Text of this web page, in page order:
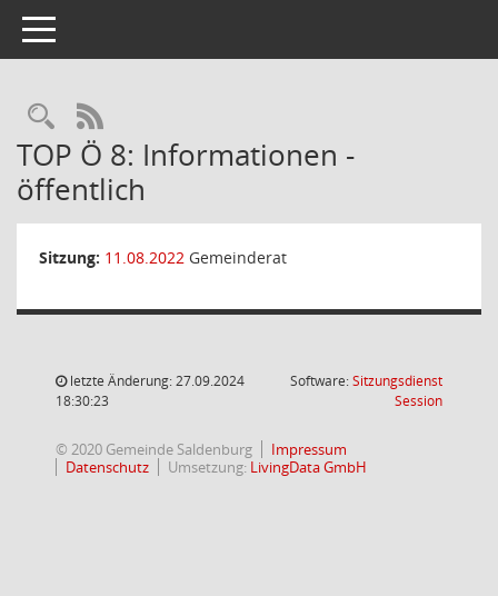
Toggle navigation
Rechercheauswahl
RSS-Feed
TOP Ö 8: Informationen -
öffentlich
Sitzung: 11.08.2022 Gemeinderat
letzte Änderung: 27.09.2024
18:30:23
Software:Sitzungsdienst
Session(Wird in
© 2020 Gemeinde Saldenburg
Impressum
Datenschutz
Umsetzung: LivingData GmbH